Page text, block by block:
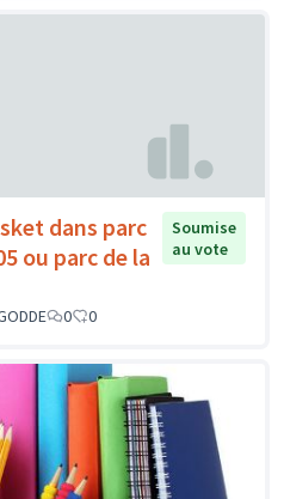
dans parc
ou parc de la
Soumise
au vote
0 0